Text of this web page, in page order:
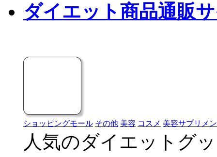
ダイエット商品通販
ショッピングモール その他 美容 コスメ 美容サプリメ
人気のダイエットグ